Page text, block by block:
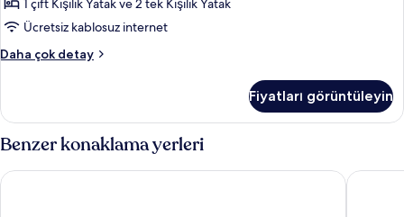
1 çift Kişilik Yatak ve 2 tek Kişilik Yatak
Ücretsiz kablosuz internet
Daha çok detay
Oda
detay
Fiyatları görüntüleyin
Benzer konaklama yerleri
Maldron Hotel Dublin Airport The